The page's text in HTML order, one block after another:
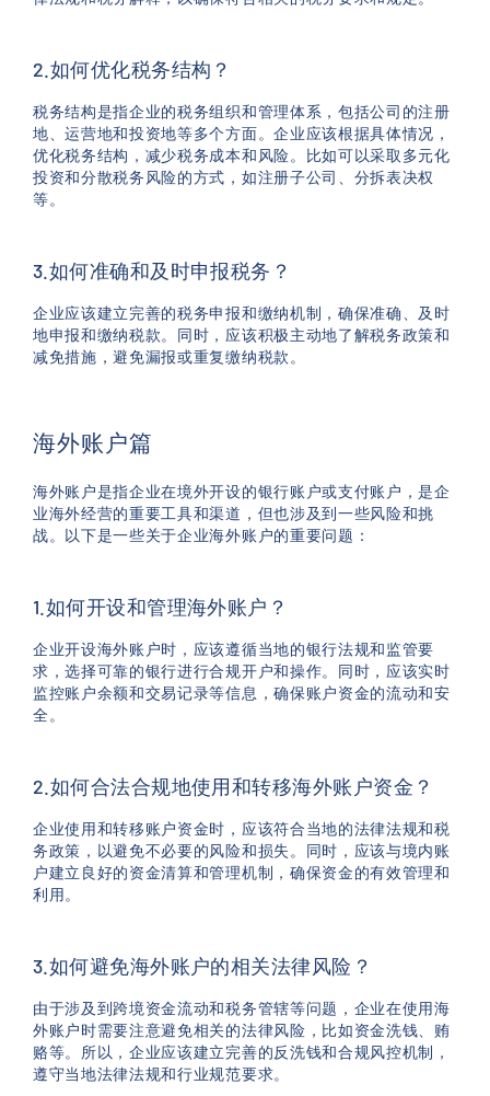
2.如何优化税务结构？
税务结构是指企业的税务组织和管理体系，包括公司的注册
地、运营地和投资地等多个方面。企业应该根据具体情况，
优化税务结构，减少税务成本和风险。比如可以采取多元化
投资和分散税务风险的方式，如注册子公司、分拆表决权
等。
3.如何准确和及时申报税务？
企业应该建立完善的税务申报和缴纳机制，确保准确、及时
地申报和缴纳税款。同时，应该积极主动地了解税务政策和
减免措施，避免漏报或重复缴纳税款。
海外账户篇
海外账户是指企业在境外开设的银行账户或支付账户，是企
业海外经营的重要工具和渠道，但也涉及到一些风险和挑
战。以下是一些关于企业海外账户的重要问题：
1.如何开设和管理海外账户？
企业开设海外账户时，应该遵循当地的银行法规和监管要
求，选择可靠的银行进行合规开户和操作。同时，应该实时
监控账户余额和交易记录等信息，确保账户资金的流动和安
全。
2.如何合法合规地使用和转移海外账户资金？
企业使用和转移账户资金时，应该符合当地的法律法规和税
务政策，以避免不必要的风险和损失。同时，应该与境内账
户建立良好的资金清算和管理机制，确保资金的有效管理和
利用。
3.如何避免海外账户的相关法律风险？
由于涉及到跨境资金流动和税务管辖等问题，企业在使用海
外账户时需要注意避免相关的法律风险，比如资金洗钱、贿
赂等。所以，企业应该建立完善的反洗钱和合规风控机制，
遵守当地法律法规和行业规范要求。